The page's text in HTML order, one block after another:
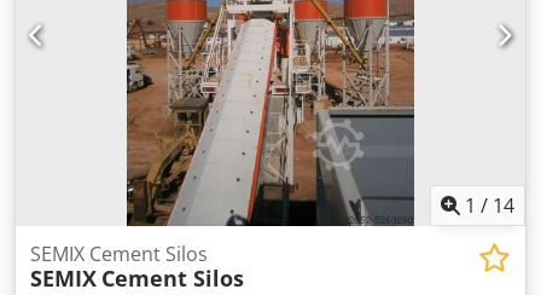
kan transporteras i containrar för att minimera
transportkostnader. Tack vare sin modularitet kan Semix
tillverka skruvade silon med en kapacitet från 100 till 2 000
ton. Semix erbjuder dessutom mekanisk kontroll av korrekt
montering av skruvade silon. Semix har installerat
skruvade silon i Peru, Israel, Tyskland och Storbritannien.
1 / 14
SEMIX Cement Silos
SEMIX Cement Silos